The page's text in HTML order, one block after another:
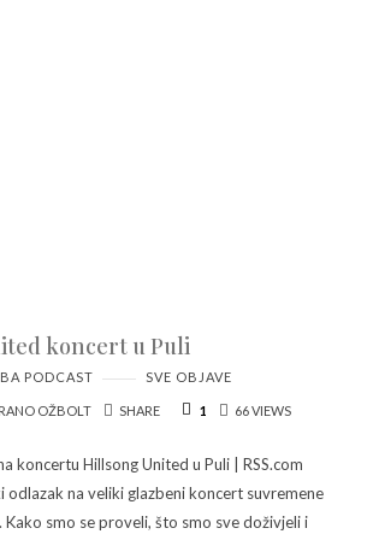
koncert u Puli
PODCAST SVE OBJAVE
OŽBOLT SHARE 1 66 VIEWS
koncertu Hillsong United u Puli | RSS.com
odlazak na veliki glazbeni koncert suvremene
Kako smo se proveli, što smo sve doživjeli i